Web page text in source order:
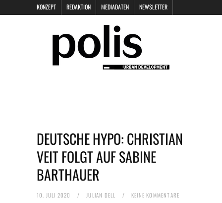
KONZEPT REDAKTION MEDIADATEN NEWSLETTER
DATENSCHUTZ
DEUTSCHE HYPO: CHRISTIAN
VEIT FOLGT AUF SABINE
BARTHAUER
10. JULI 2020 / JULIAN DELL / KEINE KOMMENTARE